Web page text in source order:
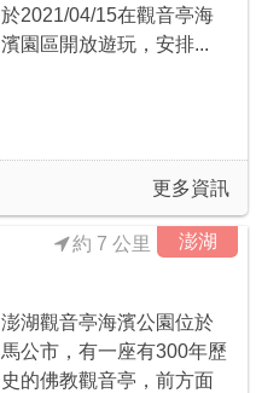
於2021/04/15在觀音亭海
濱園區開放遊玩，安排...
更多資訊
澎湖
約 7 公里
澎湖觀音亭海濱公園位於
馬公市，有一座有300年歷
史的佛教觀音亭，前方面